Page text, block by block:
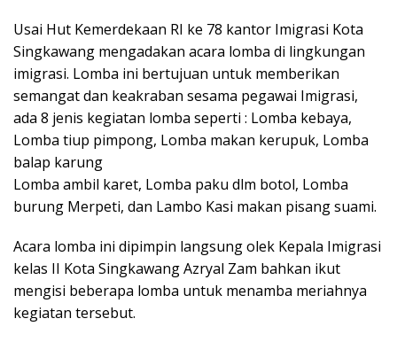
Usai Hut Kemerdekaan RI ke 78 kantor Imigrasi Kota
Singkawang mengadakan acara lomba di lingkungan
imigrasi. Lomba ini bertujuan untuk memberikan
semangat dan keakraban sesama pegawai Imigrasi,
ada 8 jenis kegiatan lomba seperti : Lomba kebaya,
Lomba tiup pimpong, Lomba makan kerupuk, Lomba
balap karung
Lomba ambil karet, Lomba paku dlm botol, Lomba
burung Merpeti, dan Lambo Kasi makan pisang suami.
Acara lomba ini dipimpin langsung olek Kepala Imigrasi
kelas II Kota Singkawang Azryal Zam bahkan ikut
mengisi beberapa lomba untuk menamba meriahnya
kegiatan tersebut.